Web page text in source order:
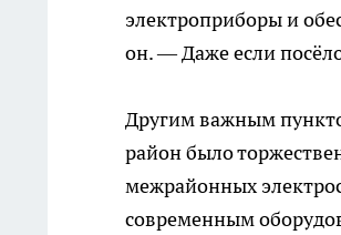
электроприборы и
он. — Даже если
Другим важным
район было
межрайонных
современным